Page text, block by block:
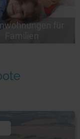
für
Familien